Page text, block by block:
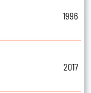
1996
2017